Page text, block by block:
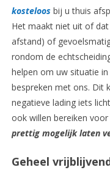
kosteloos bij u thuis
Het maakt niet uit of
afstand) of
rondom de
helpen om uw situatie
bespreken met ons. Dit
negatieve lading iets
ook willen bereiken
prettig mogelijk laten
Geheel